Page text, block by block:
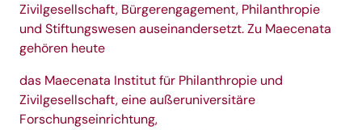
Zivilgesellschaft, Bürgerengagement, Philanthropie
und Stiftungswesen auseinandersetzt. Zu Maecenata
gehören heute
das Maecenata Institut für Philanthropie und
Zivilgesellschaft, eine außeruniversitäre
Forschungseinrichtung,